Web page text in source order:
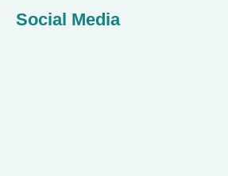
Social Media